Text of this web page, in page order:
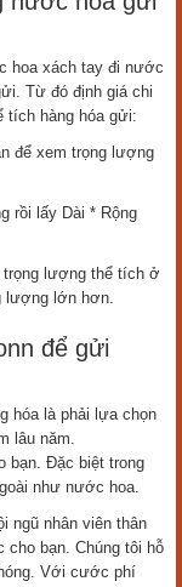
hoa xách tay đi nước
Từ đó định giá chi
hàng hóa gửi:
để xem trọng lượng
rồi lấy Dài * Rộng
lượng thể tích ở
lượng lớn hơn.
để gửi
hóa là phải lựa chọn
lâu năm.
bạn. Đặc biệt trong
như nước hoa.
ngũ nhân viên thân
cho bạn. Chúng tôi hỗ
Với cước phí